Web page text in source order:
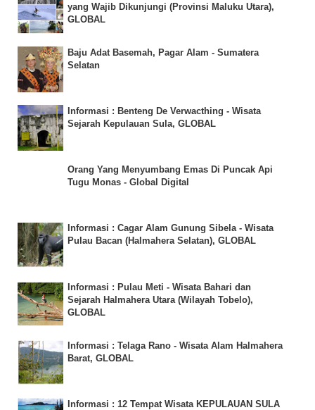
yang Wajib Dikunjungi (Provinsi Maluku Utara),
GLOBAL
Baju Adat Basemah, Pagar Alam - Sumatera
Selatan
Informasi : Benteng De Verwacthing - Wisata
Sejarah Kepulauan Sula, GLOBAL
Orang Yang Menyumbang Emas Di Puncak Api
Tugu Monas - Global Digital
Informasi : Cagar Alam Gunung Sibela - Wisata
Pulau Bacan (Halmahera Selatan), GLOBAL
Informasi : Pulau Meti - Wisata Bahari dan
Sejarah Halmahera Utara (Wilayah Tobelo),
GLOBAL
Informasi : Telaga Rano - Wisata Alam Halmahera
Barat, GLOBAL
Informasi : 12 Tempat Wisata KEPULAUAN SULA